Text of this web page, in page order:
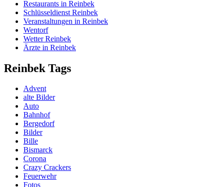
Restaurants in Reinbek
Schlüsseldienst Reinbek
Veranstaltungen in Reinbek
Wentorf
Wetter Reinbek
Ärzte in Reinbek
Reinbek Tags
Advent
alte Bilder
Auto
Bahnhof
Bergedorf
Bilder
Bille
Bismarck
Corona
Crazy Crackers
Feuerwehr
Fotos